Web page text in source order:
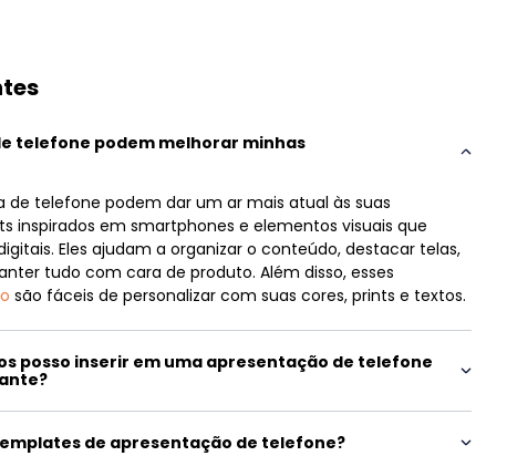
telefone podem melhorar minhas
de telefone podem dar um ar mais atual às suas
inspirados em smartphones e elementos visuais que
Eles ajudam a organizar o conteúdo, destacar telas,
tudo com cara de produto. Além disso, esses
são fáceis de personalizar com suas cores, prints e textos.
posso inserir em uma apresentação de telefone
de apresentação de telefone?